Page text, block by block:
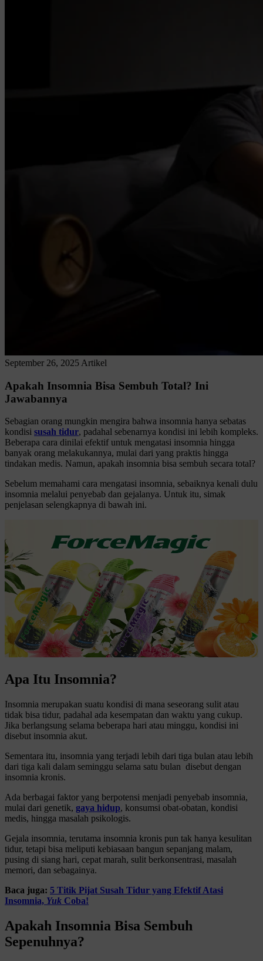
September 26, 2025 Artikel
Apakah Insomnia Bisa Sembuh Total? Ini
Jawabannya
Sebagian orang mungkin mengira bahwa insomnia hanya sebatas
kondisi susah tidur, padahal sebenarnya kondisi ini lebih kompleks.
Beberapa cara dinilai efektif untuk mengatasi insomnia hingga
banyak orang melakukannya, mulai dari yang praktis hingga
tindakan medis. Namun, apakah insomnia bisa sembuh secara total?
Sebelum memahami cara mengatasi insomnia, sebaiknya kenali dulu
insomnia melalui penyebab dan gejalanya. Untuk itu, simak
penjelasan selengkapnya di bawah ini.
Apa Itu Insomnia?
Insomnia merupakan suatu kondisi di mana seseorang sulit atau
tidak bisa tidur, padahal ada kesempatan dan waktu yang cukup.
Jika berlangsung selama beberapa hari atau minggu, kondisi ini
disebut insomnia akut.
Sementara itu, insomnia yang terjadi lebih dari tiga bulan atau lebih
dari tiga kali dalam seminggu selama satu bulan disebut dengan
insomnia kronis.
Ada berbagai faktor yang berpotensi menjadi penyebab insomnia,
mulai dari genetik, gaya hidup, konsumsi obat-obatan, kondisi
medis, hingga masalah psikologis.
Gejala insomnia, terutama insomnia kronis pun tak hanya kesulitan
tidur, tetapi bisa meliputi kebiasaan bangun sepanjang malam,
pusing di siang hari, cepat marah, sulit berkonsentrasi, masalah
memori, dan sebagainya.
Baca juga: 5 Titik Pijat Susah Tidur yang Efektif Atasi
Insomnia, Yuk Coba!
Apakah Insomnia Bisa Sembuh
Sepenuhnya?